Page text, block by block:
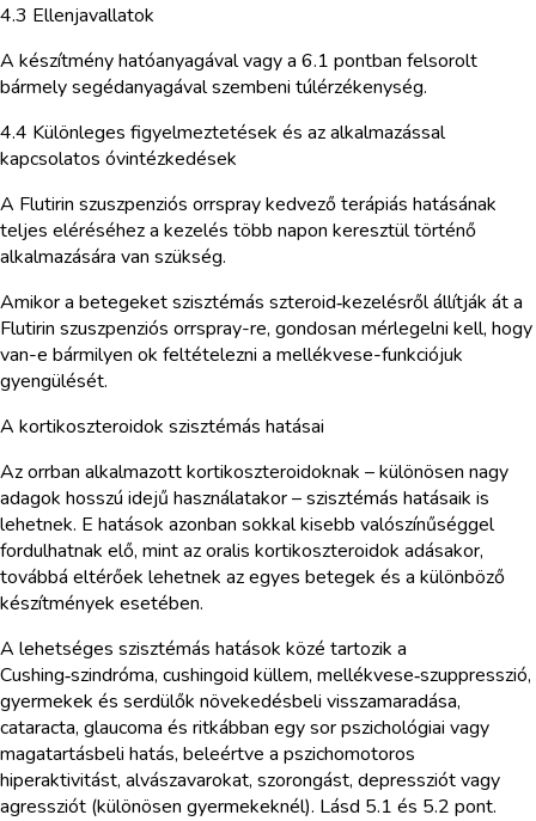
4.3 Ellenjavallatok
A készítmény hatóanyagával vagy a 6.1 pontban felsorolt
bármely segédanyagával szembeni túlérzékenység.
4.4 Különleges figyelmeztetések és az alkalmazással
kapcsolatos óvintézkedések
A Flutirin szuszpenziós orrspray kedvező terápiás hatásának
teljes eléréséhez a kezelés több napon keresztül történő
alkalmazására van szükség.
Amikor a betegeket szisztémás szteroid‑kezelésről állítják át a
Flutirin szuszpenziós orrspray-re, gondosan mérlegelni kell, hogy
van-e bármilyen ok feltételezni a mellékvese-funkciójuk
gyengülését.
A kortikoszteroidok szisztémás hatásai
Az orrban alkalmazott kortikoszteroidoknak – különösen nagy
adagok hosszú idejű használatakor – szisztémás hatásaik is
lehetnek. E hatások azonban sokkal kisebb valószínűséggel
fordulhatnak elő, mint az oralis kortikoszteroidok adásakor,
továbbá eltérőek lehetnek az egyes betegek és a különböző
készítmények esetében.
A lehetséges szisztémás hatások közé tartozik a
Cushing‑szindróma, cushingoid küllem, mellékvese‑szuppresszió,
gyermekek és serdülők növekedésbeli visszamaradása,
cataracta, glaucoma és ritkábban egy sor pszichológiai vagy
magatartásbeli hatás, beleértve a pszichomotoros
hiperaktivitást, alvászavarokat, szorongást, depressziót vagy
agressziót (különösen gyermekeknél). Lásd 5.1 és 5.2 pont.